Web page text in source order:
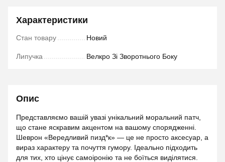
Характеристики
Стан товару Новий
Липучка Велкро Зі Зворотнього Боку
Опис
Представляємо вашій увазі унікальний моральний патч,
що стане яскравим акцентом на вашому спорядженні.
Шеврон «Вередливий пизд*к» — це не просто аксесуар, а
вираз характеру та почуття гумору. Ідеально підходить
для тих, хто цінує самоіронію та не боїться виділятися.